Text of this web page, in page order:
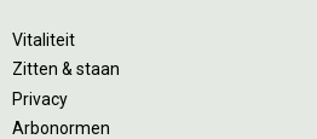
Vitaliteit
Zitten & staan
Privacy
Arbonormen